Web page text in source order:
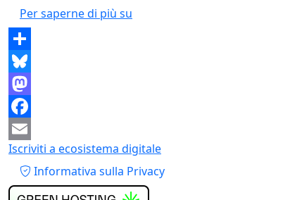
Per saperne di più su
Share
Bluesky
Mastodon
Facebook
Email
Iscriviti a ecosistema digitale
Piè di pagina
Informativa sulla Privacy